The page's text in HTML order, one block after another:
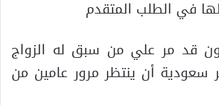
في الطلب المتقدم
قد مر علي من سبق له الزواج
سعودية أن ينتظر مرور عامين من